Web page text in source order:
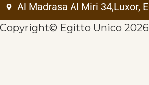
Al Madrasa Al Miri 34,Luxor,
Copyright© Egitto Unico 2026